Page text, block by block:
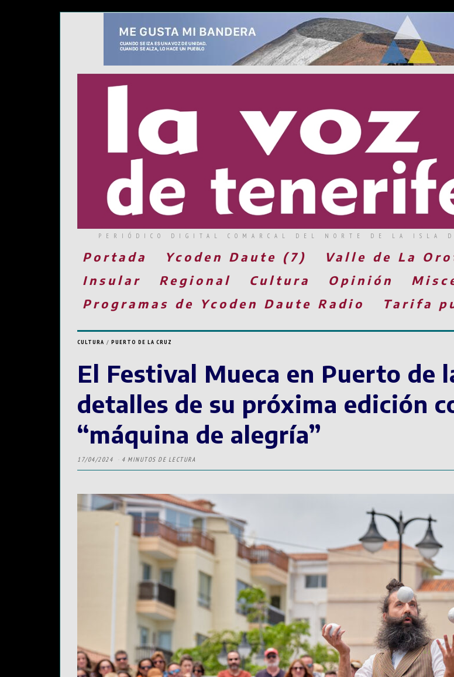
PERIÓDICO DIGITAL COMARCAL DEL NORTE DE LA ISLA
Portada Ycoden Daute (7) Valle de La
Insular
Regional Cultura Opinión
Programas de Ycoden Daute Radio
Tarifa
CULTURA / PUERTO DE LA CRUZ
El Festival Mueca en Puerto de
detalles de su próxima edición
“máquina de alegría”
17/04/2024 4 MINUTOS DE LECTURA